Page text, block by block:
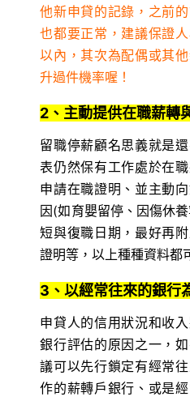
他新申貸的記錄，之前
也都要正常，建議保證
以內，其次為配偶或其
升過件機率喔！
2、主動提供在職薪轉
留職停薪顧名思義就是
表仍然保有工作處於在
申請在職證明、並主動
因(如育嬰留停、因傷休
短與復職日期，最好再
證明等，以上種種資料都
3、以經常往來的銀行
申貸人的信用狀況和收
銀行評估的原因之一，
議可以先行鎖定有經常
作的薪轉戶銀行、或是